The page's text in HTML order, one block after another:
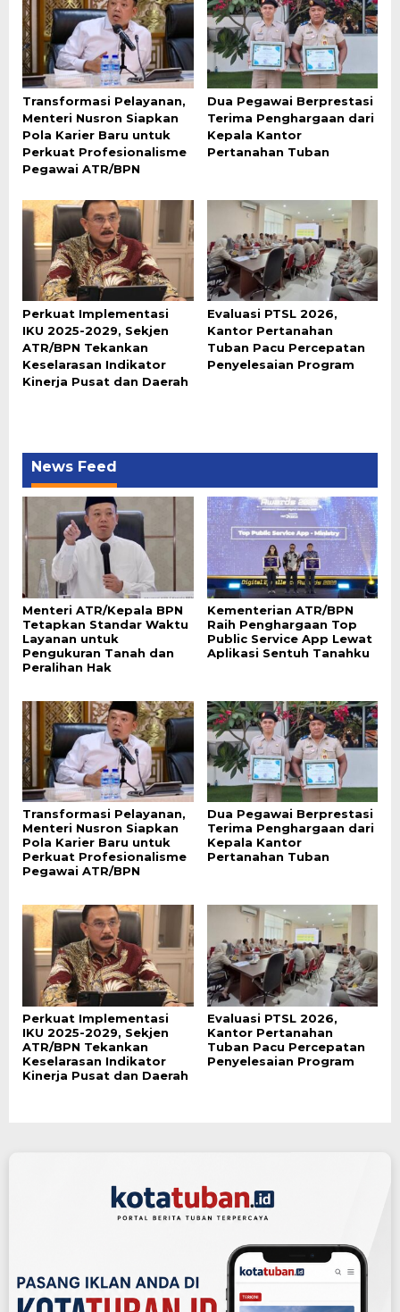
Transformasi Pelayanan,
Menteri Nusron Siapkan
Pola Karier Baru untuk
Perkuat Profesionalisme
Pegawai ATR/BPN
Dua Pegawai Berprestasi
Terima Penghargaan dari
Kepala Kantor
Pertanahan Tuban
Perkuat Implementasi
IKU 2025-2029, Sekjen
ATR/BPN Tekankan
Keselarasan Indikator
Kinerja Pusat dan Daerah
Evaluasi PTSL 2026,
Kantor Pertanahan
Tuban Pacu Percepatan
Penyelesaian Program
News Feed
Menteri ATR/Kepala BPN
Tetapkan Standar Waktu
Layanan untuk
Pengukuran Tanah dan
Peralihan Hak
Kementerian ATR/BPN
Raih Penghargaan Top
Public Service App Lewat
Aplikasi Sentuh Tanahku
Transformasi Pelayanan,
Menteri Nusron Siapkan
Pola Karier Baru untuk
Perkuat Profesionalisme
Pegawai ATR/BPN
Dua Pegawai Berprestasi
Terima Penghargaan dari
Kepala Kantor
Pertanahan Tuban
Perkuat Implementasi
IKU 2025-2029, Sekjen
ATR/BPN Tekankan
Keselarasan Indikator
Kinerja Pusat dan Daerah
Evaluasi PTSL 2026,
Kantor Pertanahan
Tuban Pacu Percepatan
Penyelesaian Program